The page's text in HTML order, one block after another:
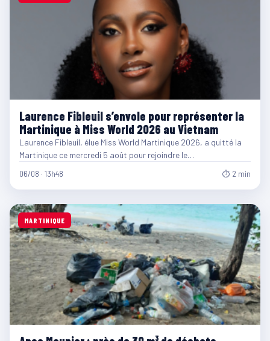
Laurence Fibleuil s’envole pour représenter la
Martinique à Miss World 2026 au Vietnam
Laurence Fibleuil, élue Miss World Martinique 2026, a quitté la
Martinique ce mercredi 5 août pour rejoindre le…
06/08 · 13h48 ⏱ 2 min
MARTINIQUE